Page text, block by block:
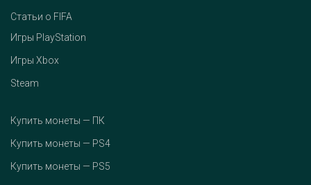
Статьи о FIFA
Игры PlayStation
Игры Xbox
Steam
Купить монеты — ПК
Купить монеты — PS4
Купить монеты — PS5